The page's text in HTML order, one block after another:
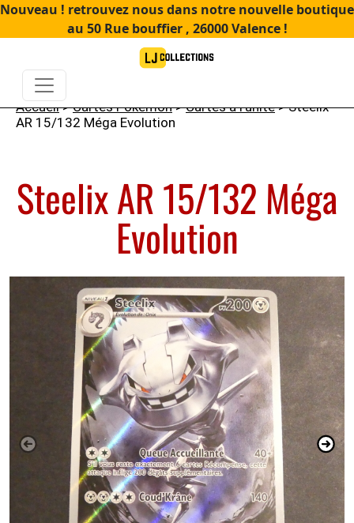
Nouveau ! retrouvez nous dans notre nouvelle boutique
au 50 Rue bouffier , 26000 Valence !
Accueil>Cartes Pokémon>Cartes à l'unité> Steelix
AR 15/132 Méga Evolution
Steelix AR 15/132 Méga
Evolution